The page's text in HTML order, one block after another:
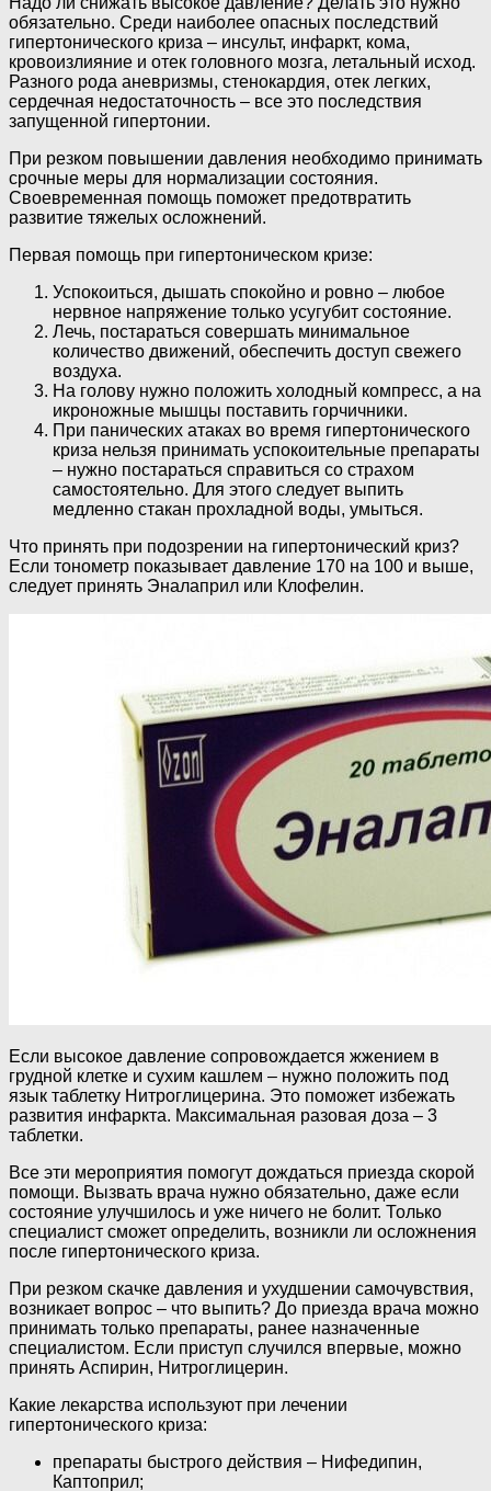
обязательно. Среди наиболее опасных последствий
гипертонического криза – инсульт, инфаркт, кома,
кровоизлияние и отек головного мозга, летальный исход.
Разного рода аневризмы, стенокардия, отек легких,
сердечная недостаточность – все это последствия
запущенной гипертонии.
При резком повышении давления необходимо принимать
срочные меры для нормализации состояния.
Своевременная помощь поможет предотвратить
развитие тяжелых осложнений.
Первая помощь при гипертоническом кризе:
Успокоиться, дышать спокойно и ровно – любое
нервное напряжение только усугубит состояние.
Лечь, постараться совершать минимальное
количество движений, обеспечить доступ свежего
воздуха.
На голову нужно положить холодный компресс, а на
икроножные мышцы поставить горчичники.
При панических атаках во время гипертонического
криза нельзя принимать успокоительные препараты
– нужно постараться справиться со страхом
самостоятельно. Для этого следует выпить
медленно стакан прохладной воды, умыться.
Что принять при подозрении на гипертонический криз?
Если тонометр показывает давление 170 на 100 и выше,
следует принять Эналаприл или Клофелин.
Если высокое давление сопровождается жжением в
грудной клетке и сухим кашлем – нужно положить под
язык таблетку Нитроглицерина. Это поможет избежать
развития инфаркта. Максимальная разовая доза – 3
таблетки.
Все эти мероприятия помогут дождаться приезда скорой
помощи. Вызвать врача нужно обязательно, даже если
состояние улучшилось и уже ничего не болит. Только
специалист сможет определить, возникли ли осложнения
после гипертонического криза.
При резком скачке давления и ухудшении самочувствия,
возникает вопрос – что выпить? До приезда врача можно
принимать только препараты, ранее назначенные
специалистом. Если приступ случился впервые, можно
принять Аспирин, Нитроглицерин.
Какие лекарства используют при лечении
гипертонического криза:
препараты быстрого действия – Нифедипин,
Каптоприл;